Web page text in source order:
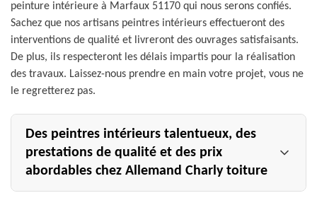
peinture intérieure à Marfaux 51170 qui nous serons confiés.
Sachez que nos artisans peintres intérieurs effectueront des
interventions de qualité et livreront des ouvrages satisfaisants.
De plus, ils respecteront les délais impartis pour la réalisation
des travaux. Laissez-nous prendre en main votre projet, vous ne
le regretterez pas.
Des peintres intérieurs talentueux, des
prestations de qualité et des prix
abordables chez Allemand Charly toiture